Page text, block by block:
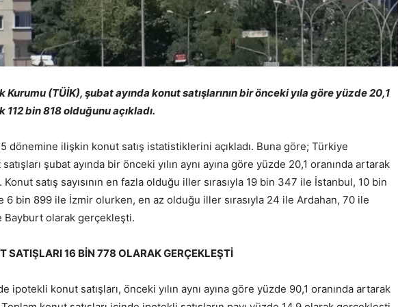
(TÜİK), şubat ayında konut satışlarının bir önceki yıla göre yüzde 20,1
112 bin 818 olduğunu açıkladı.
dönemine ilişkin konut satış istatistiklerini açıkladı. Buna göre; Türkiye
şubat ayında bir önceki yılın aynı ayına göre yüzde 20,1 oranında artarak
Konut satış sayısının en fazla olduğu iller sırasıyla 19 bin 347 ile İstanbul, 10 bin
6 bin 899 ile İzmir olurken, en az olduğu iller sırasıyla 24 ile Ardahan, 70 ile
Bayburt olarak gerçekleşti.
SATIŞLARI 16 BİN 778 OLARAK GERÇEKLEŞTİ
ipotekli konut satışları, önceki yılın aynı ayına göre yüzde 90,1 oranında artarak